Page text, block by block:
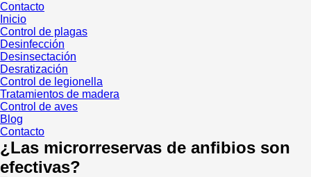
Contacto
Inicio
Control de plagas
Desinfección
Desinsectación
Desratización
Control de legionella
Tratamientos de madera
Control de aves
Blog
Contacto
¿Las microrreservas de anfibios son
efectivas?